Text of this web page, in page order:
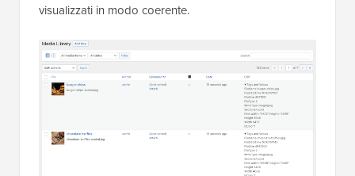
visualizzati in modo coerente.